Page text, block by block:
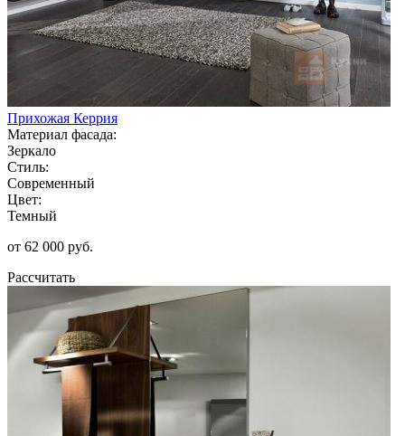
Прихожая Керрия
Материал фасада:
Зеркало
Стиль:
Современный
Цвет:
Темный
от 62 000 руб.
Рассчитать